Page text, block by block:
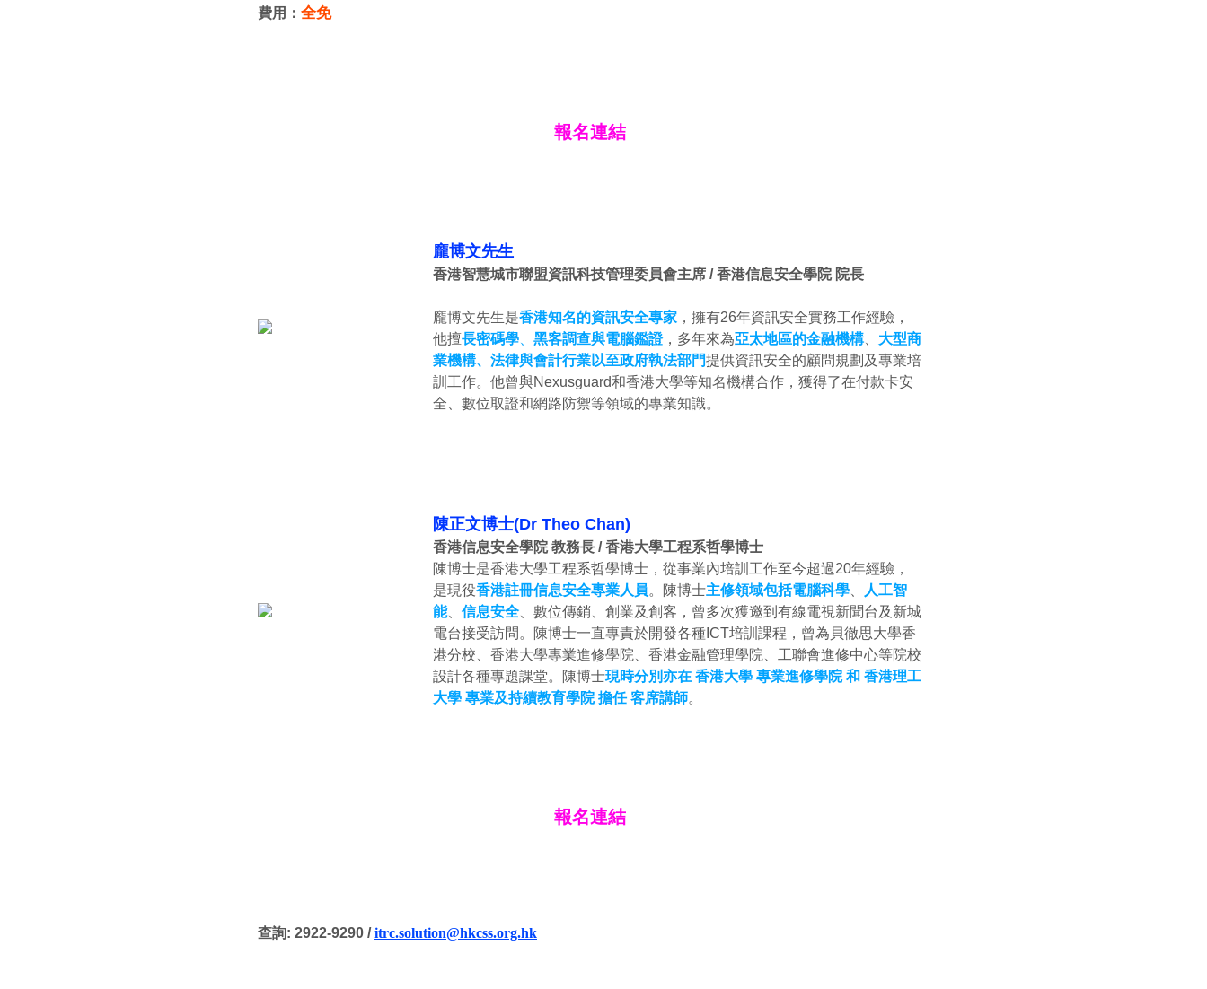
費用： 全免
報名連結
龐博文先生
香港智慧城市聯盟資訊科技管理委員會主席 / 香港信息安全學院 院長
龐博文先生是香港知名的資訊安全專家 ，擁有26年資訊安全實務工作經驗，
他擅長密碼學、 黑客調查與電腦鑑證，多年來為亞太地區的金融機構、 大型商
業機構、法律與會計行業以至政府執法部門提供資訊安全的顧問規劃及專業培
訓工作。他曾與Nexusguard和香港大學等知名機構合作，獲得了在付款卡安
全、數位取證和網路防禦等領域的專業知識。
陳正文博士(Dr Theo Chan)
香港信息安全學院 教務長 / 香港大學工程系哲學博士
陳博士是香港大學工程系哲學博士，從事業內培訓工作至今超過20年經驗，
是現役香港註冊信息安全專業人員。陳博士主修領域包括電腦科學
人工智
能、 信息安全 、數位傳銷、創業及創客，曾多次獲邀到有線電視新聞台及新城
電台接受訪問。陳博士一直專責於開發各種ICT培訓課程，曾為貝徹思大學香
港分校、香港大學專業進修學院、香港金融管理學院、工聯會進修中心等院校
設計各種專題課堂。陳博士現時分別亦在 香港大學 專業進修學院 和 香港理工
大學 專業及持續教育學院 擔任 客席講師。
報名連結
查詢: 2922-9290 /itrc.solution@hkcss.org.hk